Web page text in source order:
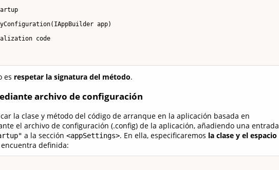
app)
code
es respetar la signatura del método.
archivo de configuración
la clase y método del código de arranque en la aplicación basada en
el archivo de configuración (.config) de la aplicación, añadiendo una entrada
a la sección <appSettings>. En ella, especificaremos la clase y el espacio
definida: